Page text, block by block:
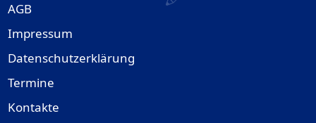
AGB
Impressum
Datenschutzerklärung
Termine
Kontakte